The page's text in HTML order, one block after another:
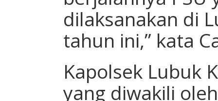
dilaksanakan di
tahun ini,” kata
Kapolsek Lubuk
yang diwakili